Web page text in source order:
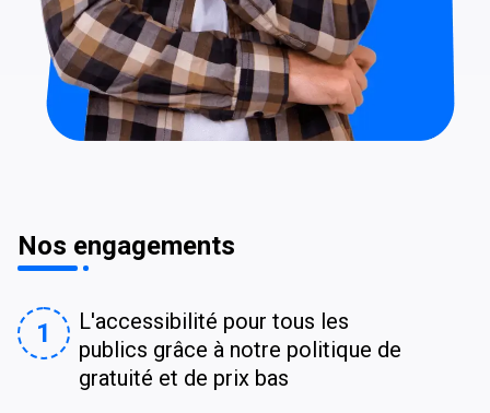
Nos engagements
1
L'accessibilité pour tous les
publics grâce à notre politique de
gratuité et de prix bas